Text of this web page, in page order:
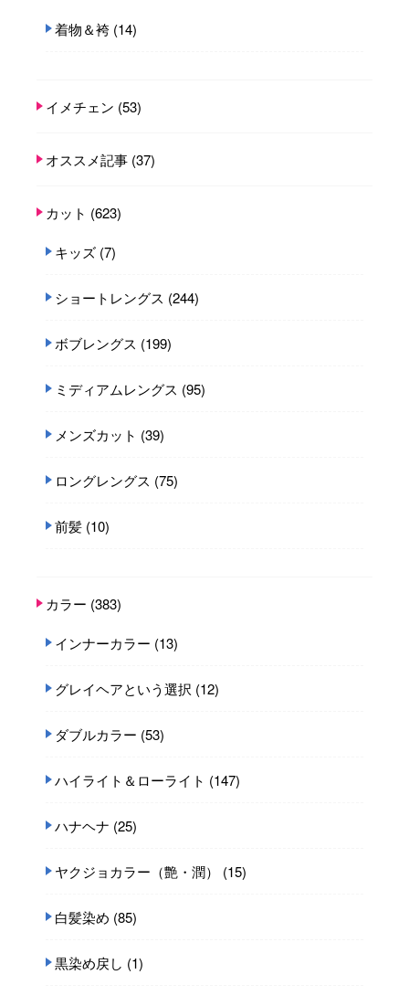
着物＆袴 (14)
イメチェン (53)
オススメ記事 (37)
カット (623)
キッズ (7)
ショートレングス (244)
ボブレングス (199)
ミディアムレングス (95)
メンズカット (39)
ロングレングス (75)
前髪 (10)
カラー (383)
インナーカラー (13)
グレイヘアという選択 (12)
ダブルカラー (53)
ハイライト＆ローライト (147)
ハナヘナ (25)
ヤクジョカラー（艶・潤） (15)
白髪染め (85)
黒染め戻し (1)